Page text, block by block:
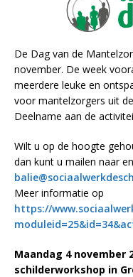
De Dag van de
november. De week
meerdere leuke en
voor mantelzorgers uit
Deelname aan de
Wilt u op de hoogte
dan kunt u mailen naar
Meer informatie op
https://
Maandag 4 november
schilderworkshop in